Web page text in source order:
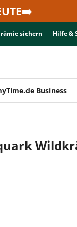
sichern Hilfe &
Business